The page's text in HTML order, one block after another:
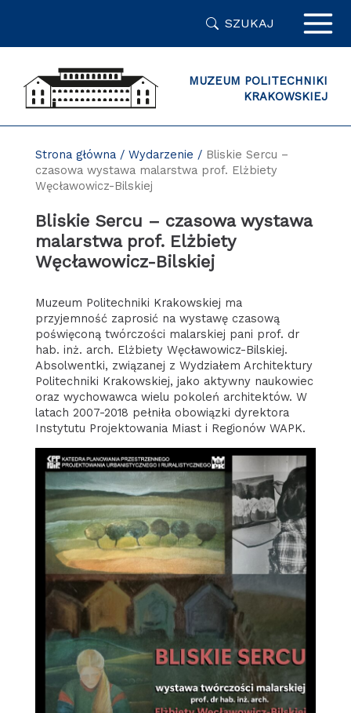
SZUKAJ
MUZEUM POLITECHNIKI
KRAKOWSKIEJ
Strona główna/ Wydarzenie / Bliskie Sercu –
czasowa wystawa malarstwa prof. Elżbiety
Węcławowicz-Bilskiej
Bliskie Sercu – czasowa wystawa
malarstwa prof. Elżbiety
Węcławowicz-Bilskiej
Muzeum Politechniki Krakowskiej ma
przyjemność zaprosić na wystawę czasową
poświęconą twórczości malarskiej pani prof. dr
hab. inż. arch. Elżbiety Węcławowicz-Bilskiej.
Absolwentki, związanej z Wydziałem Architektury
Politechniki Krakowskiej, jako aktywny naukowiec
oraz wychowawca wielu pokoleń architektów. W
latach 2007-2018 pełniła obowiązki dyrektora
Instytutu Projektowania Miast i Regionów WAPK.